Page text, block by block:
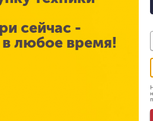
поколения — до 6 часов
час слушать музыку6
рейтинг IPX4, поэтому
сейчас -
любое время!